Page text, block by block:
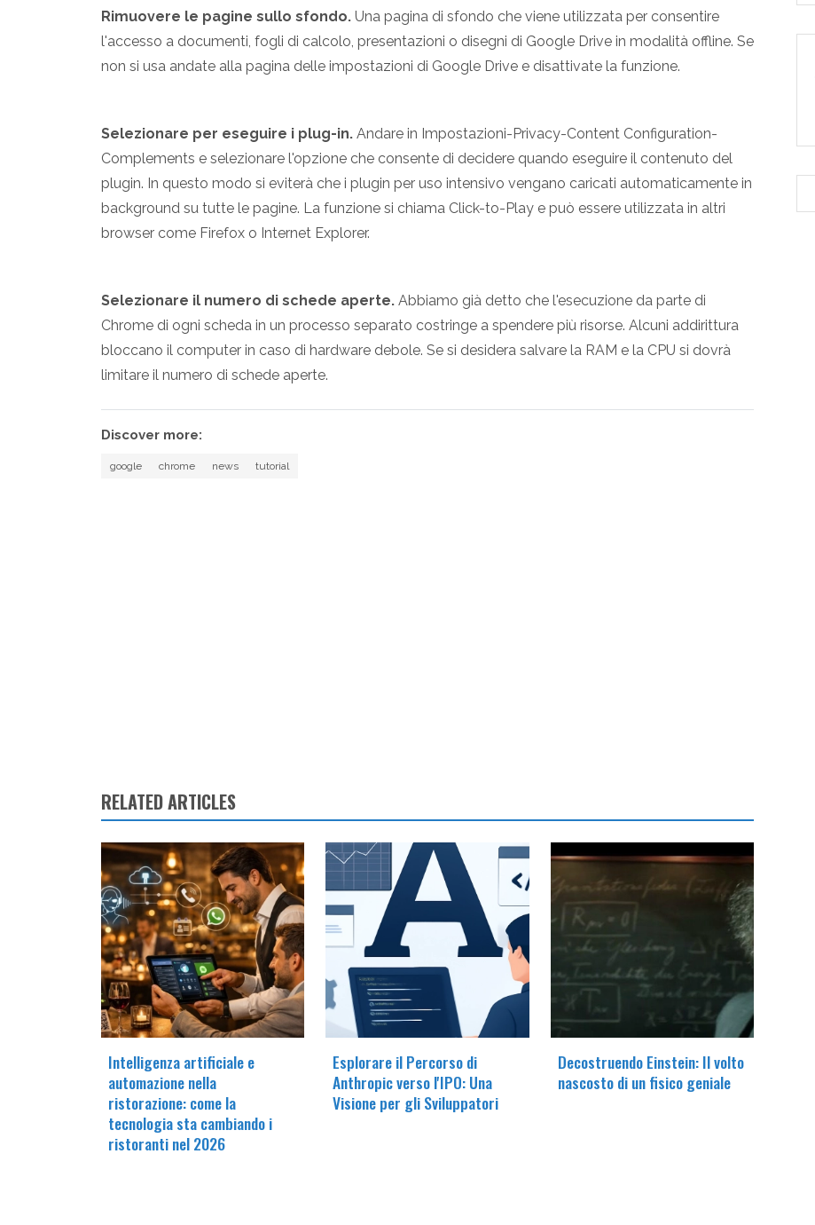
Rimuovere le pagine sullo sfondo. Una pagina di sfondo che viene utilizzata per consentire
l'accesso a documenti, fogli di calcolo, presentazioni o disegni di Google Drive in modalità offline. Se
non si usa andate alla pagina delle impostazioni di Google Drive e disattivate la funzione.
Selezionare per eseguire i plug-in. Andare in Impostazioni-Privacy-Content Configuration-
Complements e selezionare l'opzione che consente di decidere quando eseguire il contenuto del
plugin. In questo modo si eviterà che i plugin per uso intensivo vengano caricati automaticamente in
background su tutte le pagine. La funzione si chiama Click-to-Play e può essere utilizzata in altri
browser come Firefox o Internet Explorer.
Selezionare il numero di schede aperte. Abbiamo già detto che l'esecuzione da parte di
Chrome di ogni scheda in un processo separato costringe a spendere più risorse. Alcuni addirittura
bloccano il computer in caso di hardware debole. Se si desidera salvare la RAM e la CPU si dovrà
limitare il numero di schede aperte.
Discover more:
google chrome news tutorial
RELATED ARTICLES
Intelligenza artificiale e
automazione nella
ristorazione: come la
tecnologia sta cambiando i
ristoranti nel 2026
Esplorare il Percorso di
Anthropic verso l'IPO: Una
Visione per gli Sviluppatori
Decostruendo Einstein: Il volto
nascosto di un fisico geniale